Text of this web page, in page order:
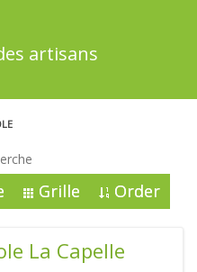
artisans
Grille Order
La Capelle